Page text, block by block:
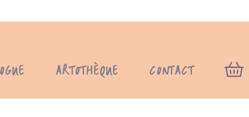
ARTOTHÈQUE CONTACT